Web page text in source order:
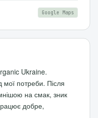
Google Maps
Ukraine.
мої потреби. Після
на смак, зник
добре,